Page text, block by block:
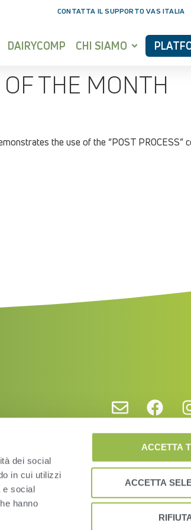
dei social
in cui utilizzi
e social
hanno
ACCETTA
ACCETTA
CONTATTA IL SUPPORTO VAS ITALIA
DAIRYCOMP CHI SIAMO
THE MONTH
the use of the “POST PROCESS”